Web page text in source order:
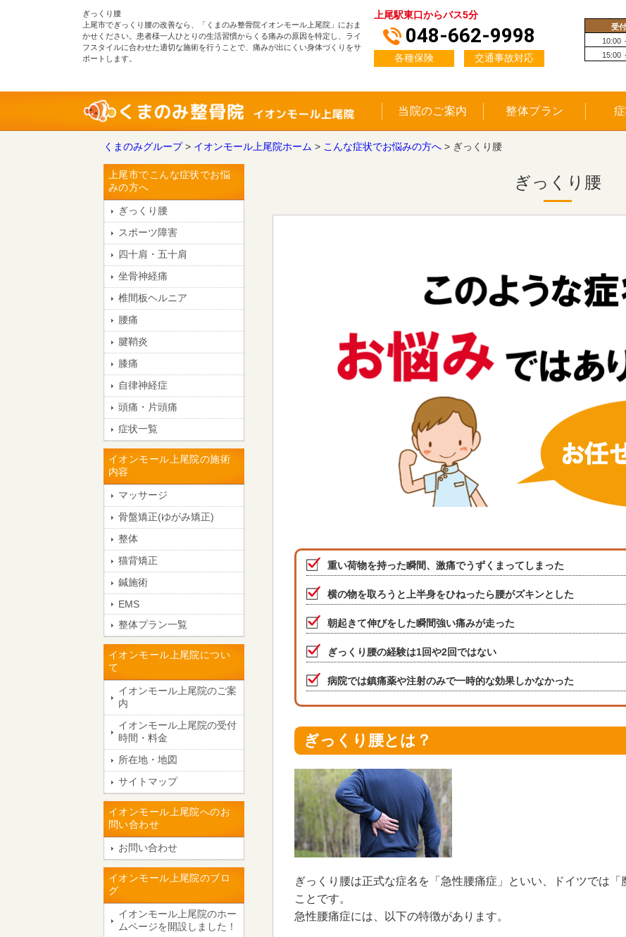
ぎっくり腰
上尾市でぎっくり腰の改善なら、「くまのみ整骨院イオンモール上尾院」におま
かせください。患者様一人ひとりの生活習慣からくる痛みの原因を特定し、ライ
フスタイルに合わせた適切な施術を行うことで、痛みが出にくい身体づくりをサ
ポートします。
上尾駅東口からバス5分
048-662-9998
各種保険 交通事故対応
受
10:00
15:00
当院のご案内 整体プラン
くまのみグループ> イオンモール上尾院ホーム > こんな症状でお悩みの方へ > ぎっくり腰
ぎっくり腰
重い荷物を持った瞬間、激痛でうずくまってしまった
横の物を取ろうと上半身をひねったら腰がズキンとした
朝起きて伸びをした瞬間強い痛みが走った
ぎっくり腰の経験は1回や2回ではない
病院では鎮痛薬や注射のみで一時的な効果しかなかった
ぎっくり腰とは？
ぎっくり腰は正式な症名を「急性腰痛症」といい、ドイツでは
ことです。
急性腰痛症には、以下の特徴があります。
上尾市でこんな症状でお悩
みの方へ
ぎっくり腰
スポーツ障害
四十肩・五十肩
坐骨神経痛
椎間板ヘルニア
腰痛
腱鞘炎
膝痛
自律神経症
頭痛・片頭痛
症状一覧
イオンモール上尾院の施術
内容
マッサージ
骨盤矯正(ゆがみ矯正)
整体
猫背矯正
鍼施術
EMS
整体プラン一覧
イオンモール上尾院につい
て
イオンモール上尾院のご案
内
イオンモール上尾院の受付
時間・料金
所在地・地図
サイトマップ
イオンモール上尾院へのお
問い合わせ
お問い合わせ
イオンモール上尾院のブロ
グ
イオンモール上尾院のホー
ムページを開設しました！